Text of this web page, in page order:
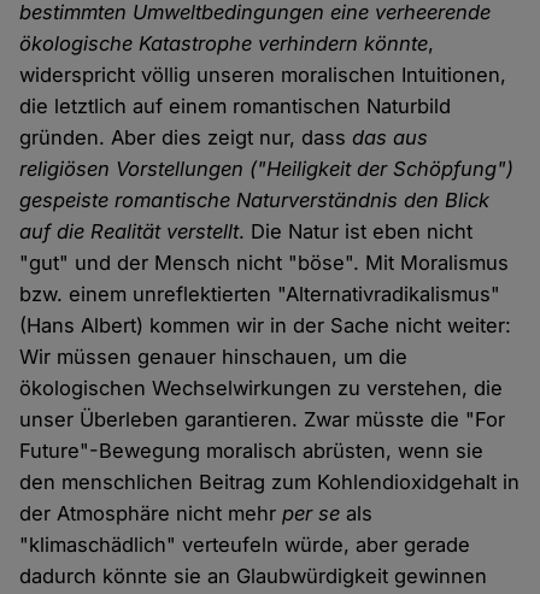
bestimmten Umweltbedingungen eine verheerende
ökologische Katastrophe verhindern könnte,
widerspricht völlig unseren moralischen Intuitionen,
die letztlich auf einem romantischen Naturbild
gründen. Aber dies zeigt nur, dassdas aus
religiösen Vorstellungen ("Heiligkeit der Schöpfung")
gespeiste romantische Naturverständnis den Blick
auf die Realität verstellt. Die Natur ist eben nicht
"gut" und der Mensch nicht "böse". Mit Moralismus
bzw. einem unreflektierten "Alternativradikalismus"
(Hans Albert) kommen wir in der Sache nicht weiter:
Wir müssen genauer hinschauen, um die
ökologischen Wechselwirkungen zu verstehen, die
unser Überleben garantieren. Zwar müsste die "For
Future"-Bewegung moralisch abrüsten, wenn sie
den menschlichen Beitrag zum Kohlendioxidgehalt in
der Atmosphäre nicht mehrper se als
"klimaschädlich" verteufeln würde, aber gerade
dadurch könnte sie an Glaubwürdigkeit gewinnen